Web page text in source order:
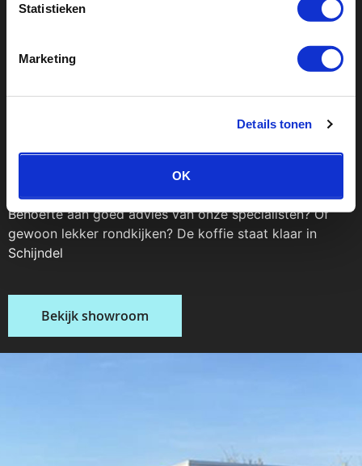
Statistieken
Marketing
Details tonen
OK
Bezoek onze
ruime
showroom
Behoefte aan goed advies van onze specialisten? Of
gewoon lekker rondkijken? De koffie staat klaar in
Schijndel
Bekijk showroom